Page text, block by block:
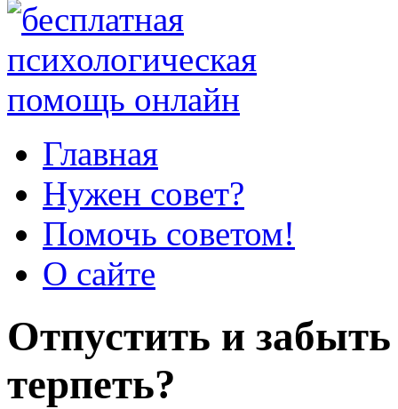
Главная
Нужен совет?
Помочь советом!
О сайте
Отпустить и
терпеть?